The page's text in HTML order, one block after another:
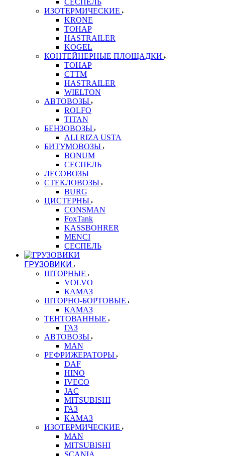
СЕСПЕЛЬ
ИЗОТЕРМИЧЕСКИЕ
KRONE
ТОНАР
HASTRAILER
KOGEL
КОНТЕЙНЕРНЫЕ ПЛОЩАДКИ
ТОНАР
CTTM
HASTRAILER
WIELTON
АВТОВОЗЫ
ROLFO
TITAN
БЕНЗОВОЗЫ
ALI RIZA USTA
БИТУМОВОЗЫ
BONUM
СЕСПЕЛЬ
ЛЕСОВОЗЫ
СТЕКЛОВОЗЫ
BURG
ЦИСТЕРНЫ
CONSMAN
FoxTank
KASSBOHRER
MENCI
СЕСПЕЛЬ
ГРУЗОВИКИ
ШТОРНЫЕ
VOLVO
КАМАЗ
ШТОРНО-БОРТОВЫЕ
КАМАЗ
ТЕНТОВАННЫЕ
ГАЗ
АВТОВОЗЫ
MAN
РЕФРИЖЕРАТОРЫ
DAF
HINO
IVECO
JAC
MITSUBISHI
ГАЗ
КАМАЗ
ИЗОТЕРМИЧЕСКИЕ
MAN
MITSUBISHI
SCANIA